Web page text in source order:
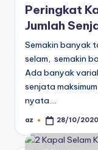
Peringkat
Jumlah
Semakin banyak
selam, semakin
Ada banyak
senjata
nyata.…
Posted
az 28/10/2020